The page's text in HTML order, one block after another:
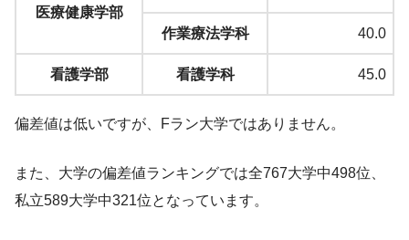
医療健康学部
作業療法学科 40.0
看護学部 看護学科 45.0
偏差値は低いですが、Fラン大学ではありません。
また、大学の偏差値ランキングでは全767大学中498位、
私立589大学中321位となっています。